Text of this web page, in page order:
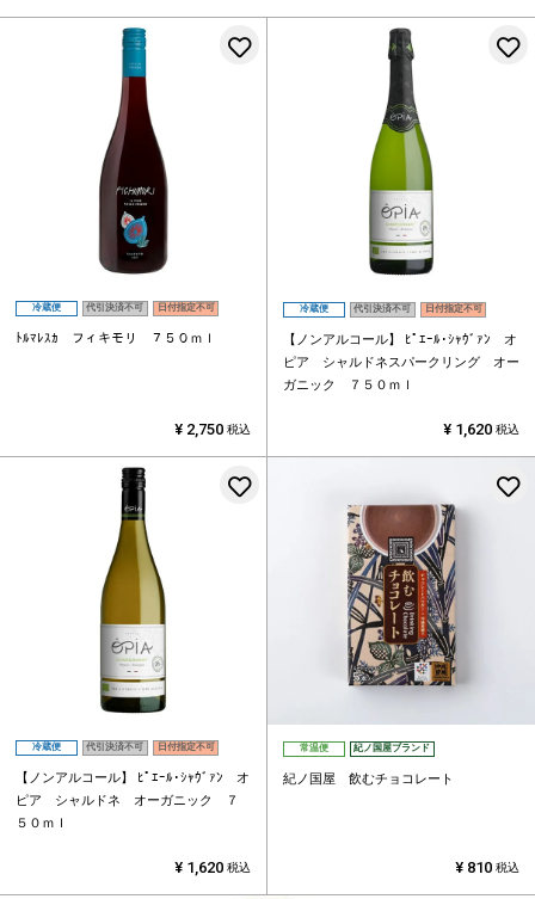
冷蔵便 代引決済不可 日付指定不可
ﾄﾙﾏﾚｽｶ フィキモリ ７５０ｍｌ
お気に入りに登録する
¥ 2,750 税込
冷蔵便 代引決済不可 日付指定不可
【ノンアルコール】
ﾋﾟｴｰﾙ･ｼｬｳﾞｧﾝ オ
ピア シャルドネスパークリング オー
ガニック ７５０ｍｌ
¥ 1,620 税込
冷蔵便 代引決済不可 日付指定不可
【ノンアルコール】
ﾋﾟｴｰﾙ･ｼｬｳﾞｧﾝ オ
ピア シャルドネ オーガニック ７
５０ｍｌ
¥ 1,620 税込
常温便 紀ノ国屋ブランド
紀ノ国屋 飲むチョコレート
¥ 810 税込